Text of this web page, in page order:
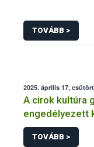
TOVÁBB >
2025. április 17,
A cirok kultúra
engedélyezett
TOVÁBB >